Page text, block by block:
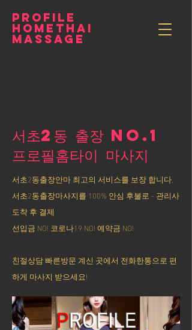
PROFILE
HOMETHAI
MASSAGE
서초2동 출장 NO.1
​프로필홈타이 마사지
서초2동출장안마 최고의 서비스를 보장 합니다.
서초2동출장마사지를 100% 안심 후불로 - 관리사
도착 후 결제
선입금 NO! 코로나19 NO! 예약금 NO!
친절상담 빠른방문 계신 곳에서 전화한통으로 편
하게 마사지 받으세요!